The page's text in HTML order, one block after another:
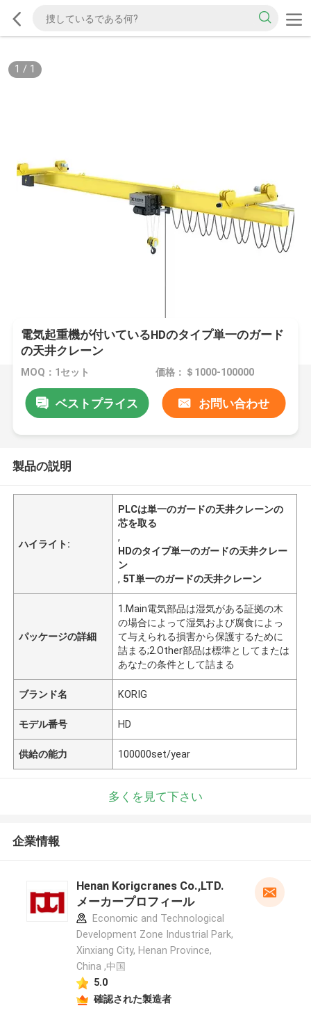
1 / 1
電気起重機が付いているHDのタイプ単一のガード
の天井クレーン
MOQ：1セット 価格：＄1000-100000
ベストプライス お問い合わせ
製品の説明
ハイライト:
PLCは単一のガードの天井クレーンの
芯を取る
,
HDのタイプ単一のガードの天井クレー
ン
, 5T単一のガードの天井クレーン
パッケージの詳細
1.Main電気部品は湿気がある証拠の木
の場合によって湿気および腐食によっ
て与えられる損害から保護するために
詰まる;2.Other部品は標準としてまたは
あなたの条件として詰まる
ブランド名 KORIG
モデル番号 HD
供給の能力 100000set/year
多くを見て下さい
企業情報
Henan Korigcranes Co.,LTD.
メーカープロフィール
Economic and Technological
Development Zone Industrial Park,
Xinxiang City, Henan Province,
China ,中国
5.0
確認された製造者